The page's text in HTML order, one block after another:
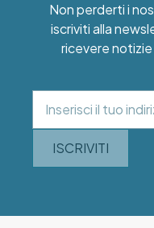
Non perderti i
iscriviti alla
ricevere
ISCRIVITI